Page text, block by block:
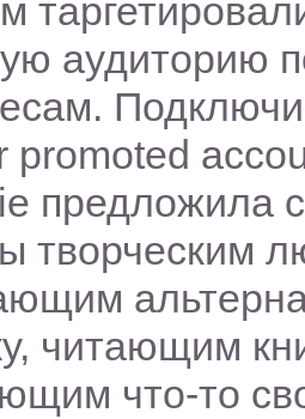
аудиторию
promoted
предложила
творческим
читающим
что-то